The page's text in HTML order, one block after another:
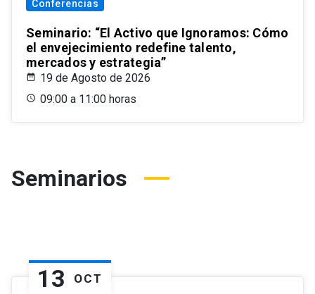
Conferencias
Seminario: “El Activo que Ignoramos: Cómo
el envejecimiento redefine talento,
mercados y estrategia”
19 de Agosto de 2026
09:00 a 11:00 horas
Seminarios
13 OCT